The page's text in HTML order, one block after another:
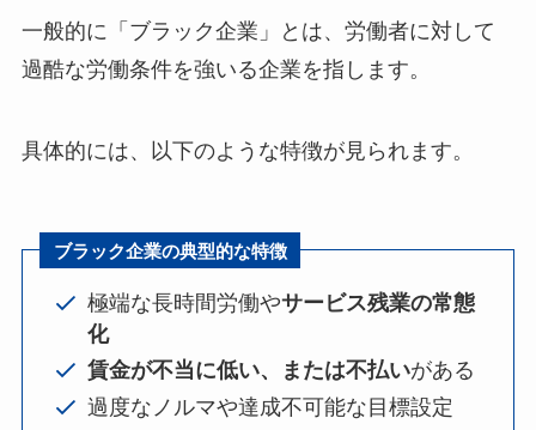
一般的に「ブラック企業」とは、労働者に対して
過酷な労働条件を強いる企業を指します。
具体的には、以下のような特徴が見られます。
ブラック企業の典型的な特徴
極端な長時間労働やサービス残業の常態
化
賃金が不当に低い、または不払いがある
過度なノルマや達成不可能な目標設定